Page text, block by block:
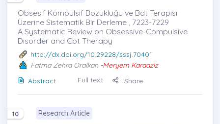
Obsesif Kompulsif Bozukluğu ve Bdt Terapisi
Üzerine Sistematik Bir Derleme , 7223-7229
A Systematic Review on Obsessive-Compulsive
Disorder and Cbt Therapy
http://dx.doi.org/10.29228/sssj.70401
Fatma Zehra Oralkan -Meryem Karaaziz
Abstract
Full text Share
10 Research Article